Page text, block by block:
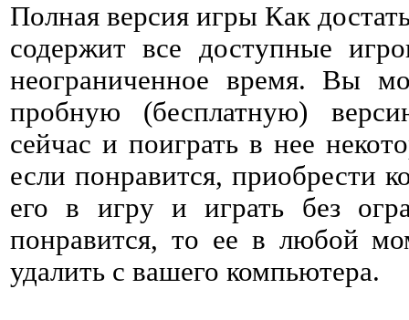
Полная версия игры Как
содержит все доступные
неограниченное время. Вы
пробную (бесплатную)
сейчас и поиграть в нее
если понравится, приобрести
его в игру и играть без
понравится, то ее в любой
удалить с вашего компьютера.